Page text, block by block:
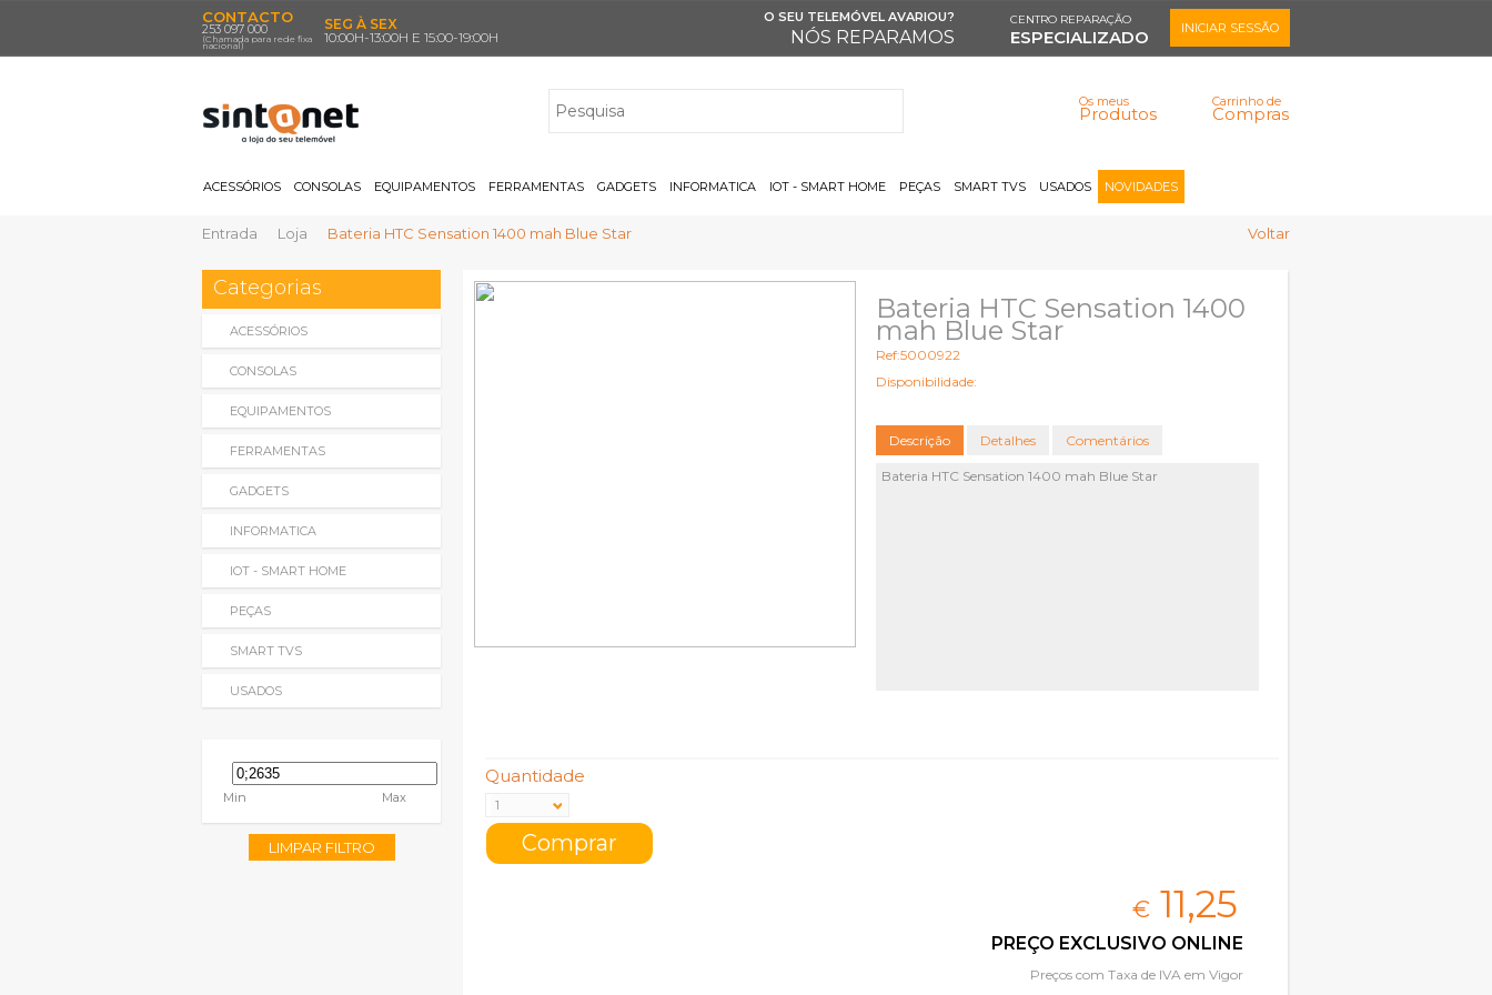
CONTACTO
253 097 000
(Chamada para rede fixa
nacional)
SEG À SEX
10:00H-13:00H E 15:00-19:00H
CENTRO REPARAÇÃO
ESPECIALIZADO
O SEU TELEMÓVEL AVARIOU?
NÓS REPARAMOS
Carrinho de
Compras
Os meus
Produtos
INICIAR SESSÃO
Memorizar
Registar |
ACESSÓRIOS CONSOLAS EQUIPAMENTOS FERRAMENTAS GADGETS INFORMATICA IOT - SMART HOME PEÇAS SMART TVS USADOS NOVIDADES
Entrada Loja Bateria HTC Sensation 1400 mah Blue Star Voltar
Categorias
ACESSÓRIOS
CONSOLAS
EQUIPAMENTOS
FERRAMENTAS
GADGETS
INFORMATICA
IOT - SMART HOME
PEÇAS
SMART TVS
USADOS
Min Max
LIMPAR FILTRO
Bateria HTC Sensation 1400
mah Blue Star
Ref:5000922
Disponibilidade:
Descrição Detalhes Comentários
Bateria HTC Sensation 1400 mah Blue Star
Quantidade
€ 11,25
PREÇO EXCLUSIVO ONLINE
Preços com Taxa de IVA em Vigor